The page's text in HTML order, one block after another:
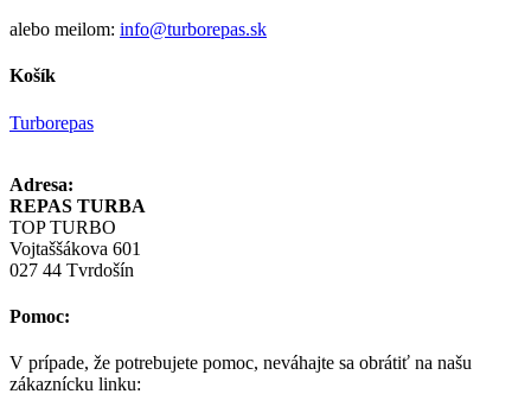
alebo meilom: info@turborepas.sk
Košík
Turborepas
Adresa:
REPAS TURBA
TOP TURBO
Vojtaššákova 601
027 44 Tvrdošín
Pomoc:
V prípade, že potrebujete pomoc, neváhajte sa obrátiť na našu
zákaznícku linku: